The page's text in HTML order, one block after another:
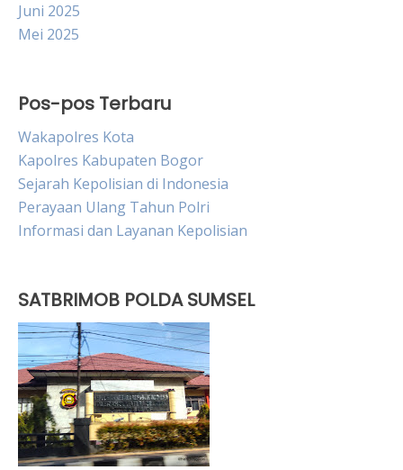
Juni 2025
Mei 2025
Pos-pos Terbaru
Wakapolres Kota
Kapolres Kabupaten Bogor
Sejarah Kepolisian di Indonesia
Perayaan Ulang Tahun Polri
Informasi dan Layanan Kepolisian
SATBRIMOB POLDA SUMSEL